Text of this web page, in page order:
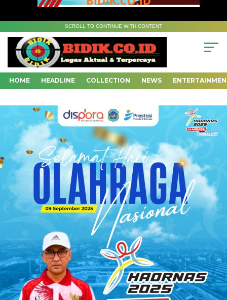
SCROLL TO CONTINUE WITH CONTENT
HOME HEADLINE COLLECTION NEWS